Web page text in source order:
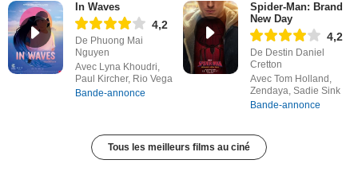
In Waves
4,2
De Phuong Mai
Nguyen
Avec Lyna Khoudri,
Paul Kircher, Rio Vega
Bande-annonce
Spider-Man: Brand
New Day
4,2
De Destin Daniel
Cretton
Avec Tom Holland,
Zendaya, Sadie Sink
Bande-annonce
Tous les meilleurs films au ciné